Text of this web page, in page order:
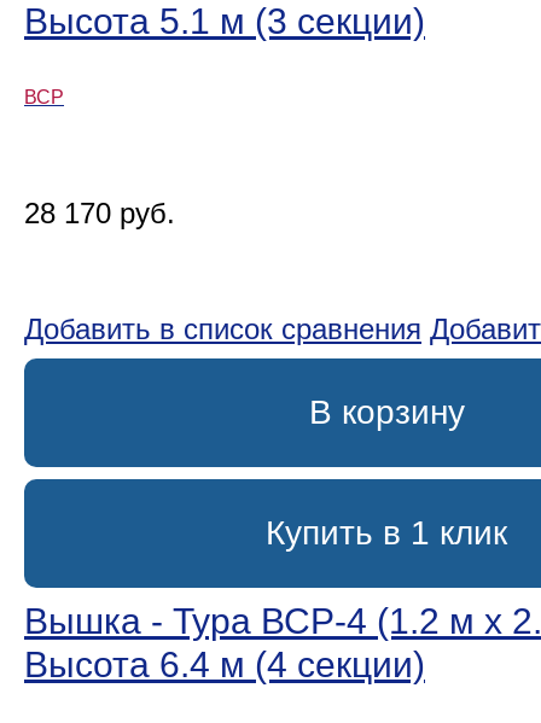
Высота 5.1 м (3 секции)
ВСР
28 170 руб.
Добавить в список сравнения
В корзину
Купить в 1 клик
Вышка - Тура ВСР-4 (1.2 м х
Высота 6.4 м (4 секции)